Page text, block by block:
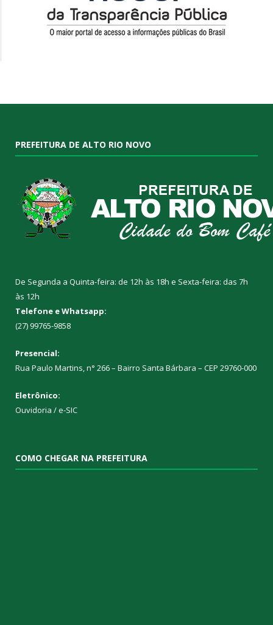
PREFEITURA DE ALTO RIO NOVO
De Segunda a Quinta-feira: de 12h às 18h e Sexta-feira: das 7h
às 12h
Telefone e Whatsapp:
(27) 99765-9858
Presencial:
Rua Paulo Martins, n° 266 – Bairro Santa Bárbara – CEP 29760-000
Eletrônico:
Ouvidoria /e-SIC
COMO CHEGAR NA PREFEITURA